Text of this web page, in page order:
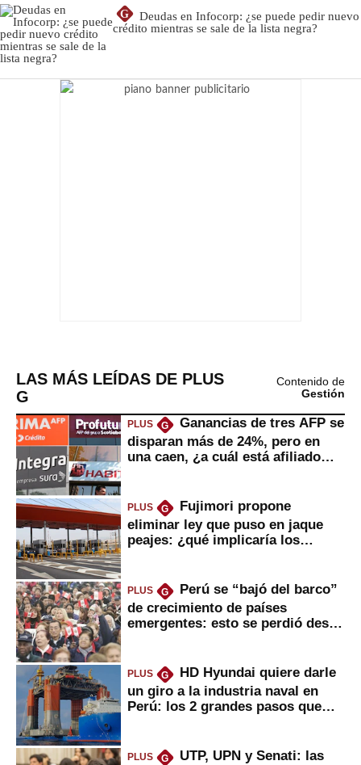
G
Deudas en Infocorp: ¿se puede pedir nuevo
crédito mientras se sale de la lista negra?
LAS MÁS LEÍDAS DE PLUS
G
Contenido de
Gestión
PLUS G
Ganancias de tres AFP se
disparan más de 24%, pero en
una caen, ¿a cuál está afiliado
PLUS G
Fujimori propone
eliminar ley que puso en jaque
peajes: ¿qué implicaría los
PLUS G
Perú se “bajó del barco”
de crecimiento de países
emergentes: esto se perdió desde
PLUS G
HD Hyundai quiere darle
un giro a la industria naval en
Perú: los 2 grandes pasos que
PLUS G
UTP, UPN y Senati: las